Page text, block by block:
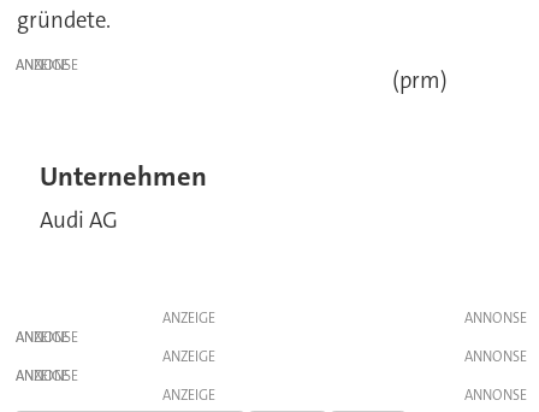
gründete.
ANZEIGE
(prm)
Unternehmen
Audi AG
ANZEIGE
ANZEIGE
ANZEIGE
ANZEIGE
ANZEIGE